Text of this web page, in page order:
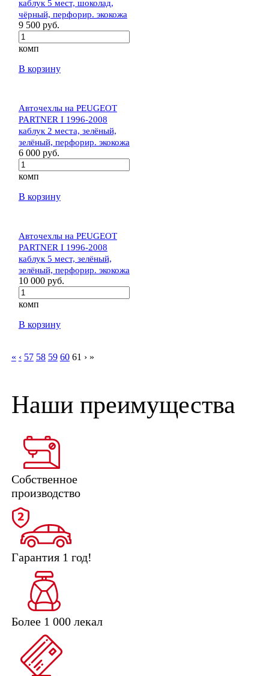
каблук 5 мест, шоколад,
чёрный, перфорир. экокожа
9 500 руб.
комп
В корзину
Авточехлы на PEUGEOT
PARTNER I 1996-2008
каблук 2 места, зелёный,
зелёный, перфорир. экокожа
6 000 руб.
комп
В корзину
Авточехлы на PEUGEOT
PARTNER I 1996-2008
каблук 5 мест, зелёный,
зелёный, перфорир. экокожа
10 000 руб.
комп
В корзину
« ‹ 57 58 59 60 61 › »
Наши преимущества
Собственное
производство
Гарантия 1 год!
Более 1 000 лекал